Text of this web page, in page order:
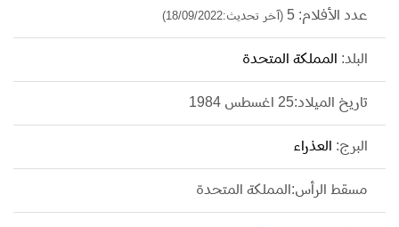
عدد الأفلام: 5 (آخر تحديث:18/09/2022)
البلد: المملكة المتحدة
تاريخ الميلاد:25 اغسطس 1984
البرج: العذراء
مسقط الرأس:المملكة المتحدة